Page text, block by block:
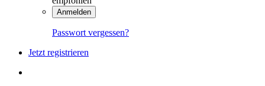
Anmelden
Passwort vergessen?
Jetzt registrieren